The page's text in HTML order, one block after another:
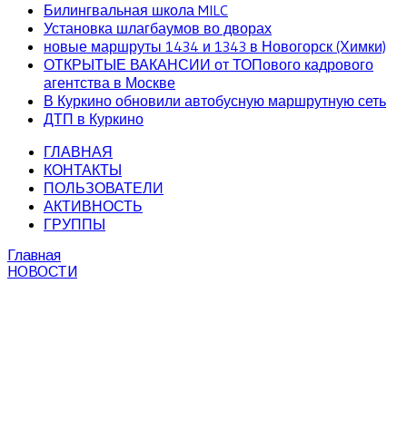
Билингвальная школа MILC
Установка шлагбаумов во дворах
новые маршруты 1434 и 1343 в Новогорск (Химки)
ОТКРЫТЫЕ ВАКАНСИИ от ТОПового кадрового
агентства в Москве
В Куркино обновили автобусную маршрутную сеть
ДТП в Куркино
ГЛАВНАЯ
КОНТАКТЫ
ПОЛЬЗОВАТЕЛИ
АКТИВНОСТЬ
ГРУППЫ
Главная
НОВОСТИ